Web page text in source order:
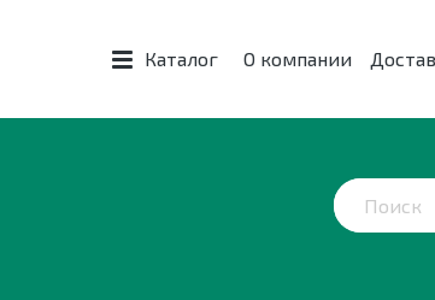
Каталог О компании